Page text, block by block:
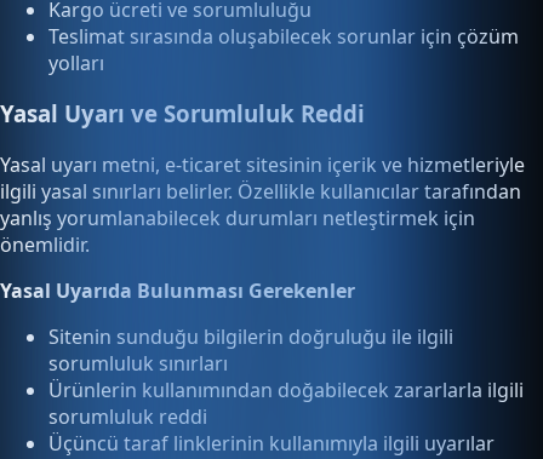
Kargo ücreti ve sorumluluğu
Teslimat sırasında oluşabilecek sorunlar için çözüm
yolları
Yasal Uyarı ve Sorumluluk Reddi
Yasal uyarı metni, e-ticaret sitesinin içerik ve hizmetleriyle
ilgili yasal sınırları belirler. Özellikle kullanıcılar tarafından
yanlış yorumlanabilecek durumları netleştirmek için
önemlidir.
Yasal Uyarıda Bulunması Gerekenler
Sitenin sunduğu bilgilerin doğruluğu ile ilgili
sorumluluk sınırları
Ürünlerin kullanımından doğabilecek zararlarla ilgili
sorumluluk reddi
Üçüncü taraf linklerinin kullanımıyla ilgili uyarılar